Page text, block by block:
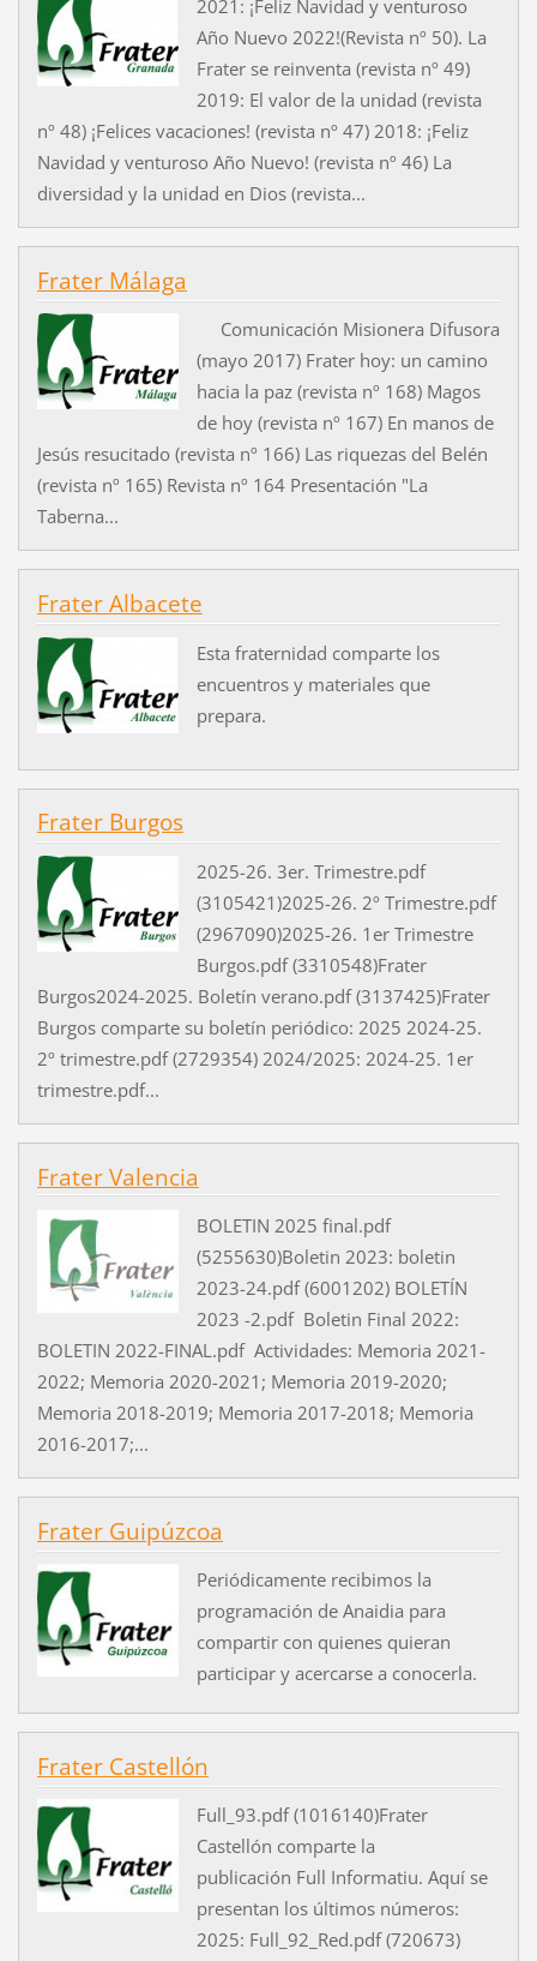
2021: ¡Feliz Navidad y venturoso
Año Nuevo 2022!(Revista nº 50). La
Frater se reinventa (revista nº 49)
2019: El valor de la unidad (revista
nº 48) ¡Felices vacaciones! (revista nº 47) 2018: ¡Feliz
Navidad y venturoso Año Nuevo! (revista nº 46) La
diversidad y la unidad en Dios (revista...
Frater Málaga
Comunicación Misionera Difusora
(mayo 2017) Frater hoy: un camino
hacia la paz (revista nº 168) Magos
de hoy (revista nº 167) En manos de
Jesús resucitado (revista nº 166) Las riquezas del Belén
(revista nº 165) Revista nº 164 Presentación "La
Taberna...
Frater Albacete
Esta fraternidad comparte los
encuentros y materiales que
prepara.
Frater Burgos
2025-26. 3er. Trimestre.pdf
(3105421)2025-26. 2º Trimestre.pdf
(2967090)2025-26. 1er Trimestre
Burgos.pdf (3310548)Frater
Burgos2024-2025. Boletín verano.pdf (3137425)Frater
Burgos comparte su boletín periódico: 2025 2024-25.
2º trimestre.pdf (2729354) 2024/2025: 2024-25. 1er
trimestre.pdf...
Frater Valencia
BOLETIN 2025 final.pdf
(5255630)Boletin 2023: boletin
2023-24.pdf (6001202) BOLETÍN
2023 -2.pdf Boletin Final 2022:
BOLETIN 2022-FINAL.pdf Actividades: Memoria 2021-
2022; Memoria 2020-2021; Memoria 2019-2020;
Memoria 2018-2019; Memoria 2017-2018; Memoria
2016-2017;...
Frater Guipúzcoa
Periódicamente recibimos la
programación de Anaidia para
compartir con quienes quieran
participar y acercarse a conocerla.
Frater Castellón
Full_93.pdf (1016140)Frater
Castellón comparte la
publicación Full Informatiu. Aquí se
presentan los últimos números:
2025: Full_92_Red.pdf (720673)